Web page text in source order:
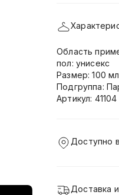
Область
пол: унисекс
Размер: 100 мл
Подгруппа:
Артикул: 41104
Доступно
Доставка